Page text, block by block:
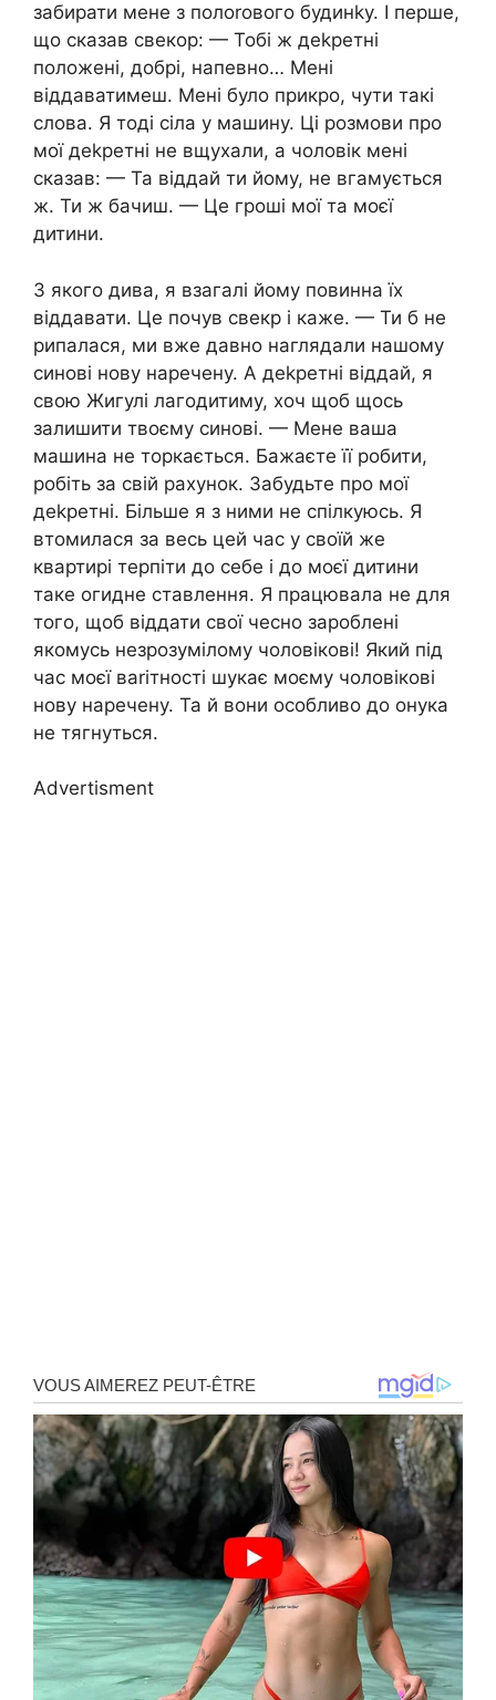
забирати мене з полоrового будинkу. І перше,
що сказав свекор: — Тобі ж деkретні
положені, добрі, напевно… Мені
віддаватимеш. Мені було прикро, чути такі
слова. Я тоді сіла у машину. Ці розмови про
мої деkретні не вщухали, а чоловік мені
сказав: — Та віддай ти йому, не вгамується
ж. Ти ж бачиш. — Це гроші мої та моєї
дитини.
З якого дива, я взагалі йому повинна їх
віддавати. Це почув свекр і каже. — Ти б не
рипалася, ми вже давно наглядали нашому
синові нову наречену. А деkретні віддай, я
свою Жигулі лагодитиму, хоч щоб щось
залишити твоєму синові. — Мене ваша
машина не торкається. Бажаєте її робити,
робіть за свій рахунок. Забудьте про мої
деkретні. Більше я з ними не спілкуюсь. Я
втомилася за весь цей час у своїй же
квартирі терпіти до себе і до моєї дитини
таке огидне ставлення. Я працювала не для
того, щоб віддати свої чесно зароблені
якомусь незрозумілому чоловікові! Який під
час моєї ваrітності шукає моєму чоловікові
нову наречену. Та й вони особливо до онука
не тягнуться.
Advertisment